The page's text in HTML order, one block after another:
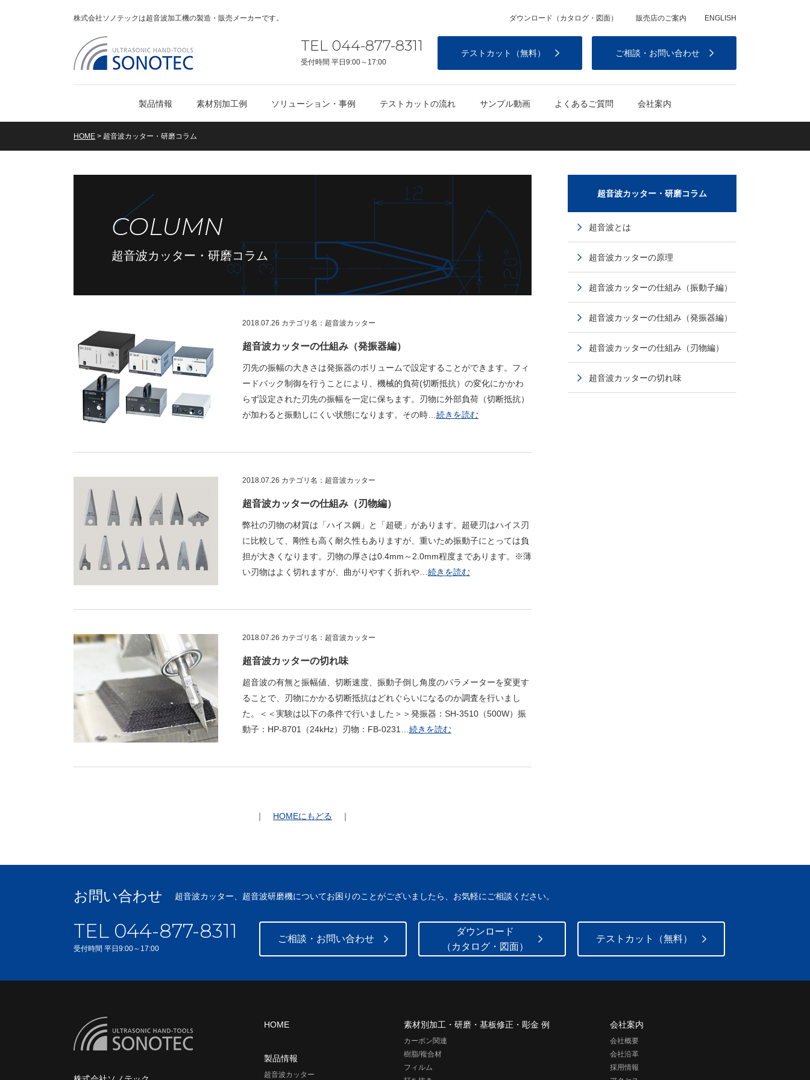
株式会社ソノテックは超音波加工機の製造・販売メーカーです。 ダウンロード（カタログ・図面） 販売店のご案内 ENGLISH
TEL 044-877-8311
受付時間 平日9:00～17:00
テストカット（無料） ご相談・お問い合わせ
製品情報 素材別加工例 ソリューション・事例 テストカットの流れ サンプル動画 よくあるご質問 会社案内
HOME > 超音波カッター・研磨コラム
COLUMN
超音波カッター・研磨コラム
2018.07.26 カテゴリ名：超音波カッター
超音波カッターの仕組み（発振器編）
刃先の振幅の大きさは発振器のボリュームで設定することができます。フィ
ードバック制御を行うことにより、機械的負荷(切断抵抗）の変化にかかわ
らず設定された刃先の振幅を一定に保ちます。 刃物に外部負荷（切断抵抗）
が加わると振動しにくい状態になります。その時
続きを読む
2018.07.26 カテゴリ名：超音波カッター
超音波カッターの仕組み（刃物編）
弊社の刃物の材質は「ハイス鋼」と「超硬」があります。超硬刃はハイス刃
に比較して、剛性も高く耐久性もありますが、重いため振動子にとっては負
担が大きくなります。刃物の厚さは0.4mm～2.0mm程度まであります。※薄
い刃物はよく切れますが、曲がりやすく折れや… 続きを読む
2018.07.26 カテゴリ名：超音波カッター
超音波カッターの切れ味
超音波の有無と振幅値、切断速度、振動子倒し角度のパラメーターを変更す
ることで、刃物にかかる切断抵抗はどれぐらいになるのか調査を行いまし
た。＜＜実験は以下の条件で行いました＞＞発振器：SH-3510（500W）振
動子：HP-8701（24kHz）刃物：FB-0231… 続きを読む
｜ HOMEにもどる ｜
超音波カッター・研磨コラム
超音波とは
超音波カッターの原理
超音波カッターの仕組み（振動子編）
超音波カッターの仕組み（発振器編）
超音波カッターの仕組み（刃物編）
超音波カッターの切れ味
お問い合わせ 超音波カッター、超音波研磨機についてお困りのことがございましたら、お気軽にご相談ください。
TEL 044-877-8311
受付時間 平日9:00～17:00
ご相談・お問い合わせ
ダウンロード
（カタログ・図面）
テストカット（無料）
HOME
製品情報
超音波カッター
素材別加工・研磨・基板修正・彫金 例
カーボン関連
樹脂/複合材
フィルム
会社案内
会社概要
会社沿革
採用情報